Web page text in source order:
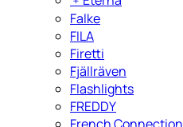
Falke
FILA
Firetti
Fjällräven
Flashlights
FREDDY